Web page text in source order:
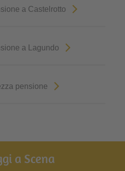
a Castelrotto
a Lagundo
pensione
a Scena